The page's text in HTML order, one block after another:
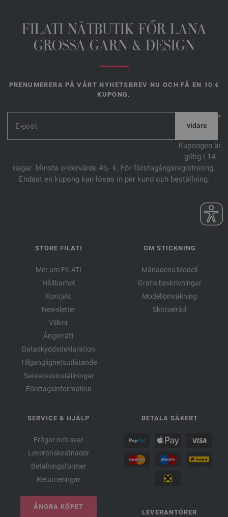
FILATI NÄTBUTIK FŐR LANA
GROSSA GARN & DESIGN
PRENUMERERA PÅ VÅRT NYHETSBREV NU OCH FÅ EN 10 €
KUPONG.
*
Kupongen är
giltig i 14
dagar. Minsta ordervärde 45,- €. För förstagångsregistrering.
Endast en kupong kan lösas in per kund och beställning.
STORE FILATI
Mer om FILATI
Hållbarhet
Kontakt
Newsletter
Villkor
Ångerrätt
Dataskyddsdeklaration
Tillgänglighetsutlåtande
Sekretessinställningar
Företagsinformation
OM STICKNING
Månadens Modell
Gratis beskrivningar
Modellomräkning
Skötselråd
SERVICE & HJÄLP
Frågor och svar
Leveranskostnader
Betalningsformer
Returneringar
ÅNGRA KÖPET
BETALA SÄKERT
LEVERANTÖRER